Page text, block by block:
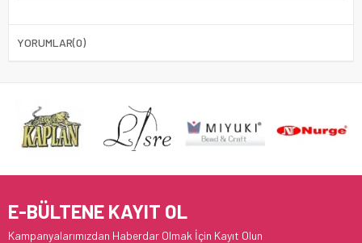
YORUMLAR(0)
E-BÜLTENE KAYIT OL
Kampanyalarımızdan Haberdar Olmak İçin Kayıt Olun